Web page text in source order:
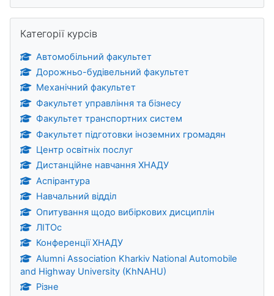
Категорії курсів
Автомобільний факультет
Дорожньо-будівельний факультет
Механічний факультет
Факультет управління та бізнесу
Факультет транспортних систем
Факультет підготовки іноземних громадян
Центр освітніх послуг
Дистанційне навчання ХНАДУ
Аспірантура
Навчальний відділ
Опитування щодо вибіркових дисциплін
ЛІТОс
Конференції ХНАДУ
Alumni Association Kharkiv National Automobile
and Highway University (KhNAHU)
Різне